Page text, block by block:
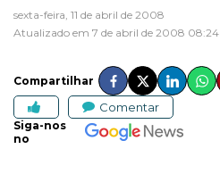
sexta-feira, 11 de abril de 2008
Atualizado em 7 de abril de 2008 08:24
Compartilhar
Comentar
Siga-nos
no